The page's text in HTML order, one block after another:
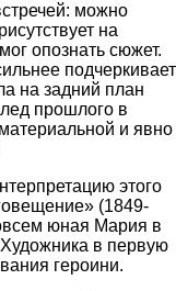
можно
на
опознать сюжет.
подчеркивает
на задний план
прошлого в
и явно
этого
(1849-
юная Мария в
в первую
героини.